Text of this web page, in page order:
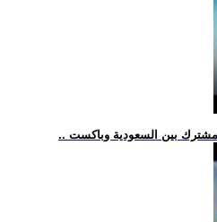
بين السعودية وباكست